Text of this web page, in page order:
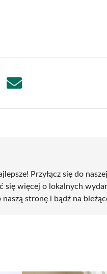
Share
Przyłącz się do
się więcej o lokalnych
stronę i bądź na